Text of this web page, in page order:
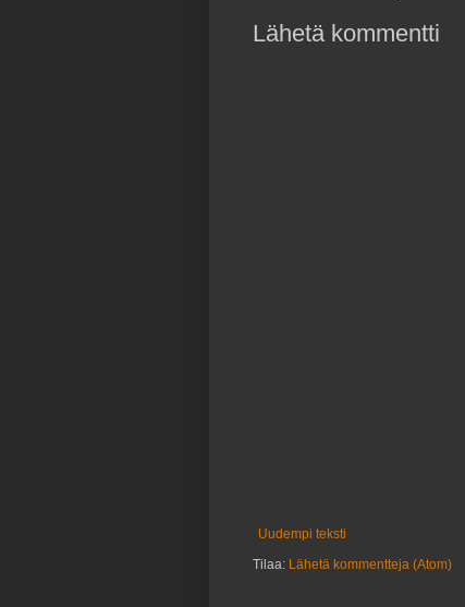
Lähetä kommentti
Uudempi teksti
Tilaa: Lähetä kommentteja (Atom)